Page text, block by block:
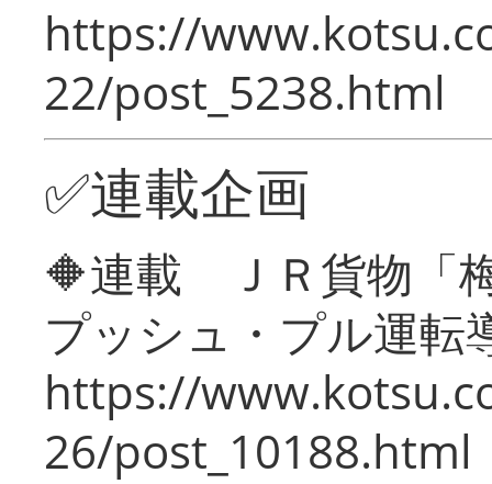
https://
22/post_5238.html
✅連載企画
🔶連載 ＪＲ貨物「
プッシュ・プル運転
https://
26/post_10188.html